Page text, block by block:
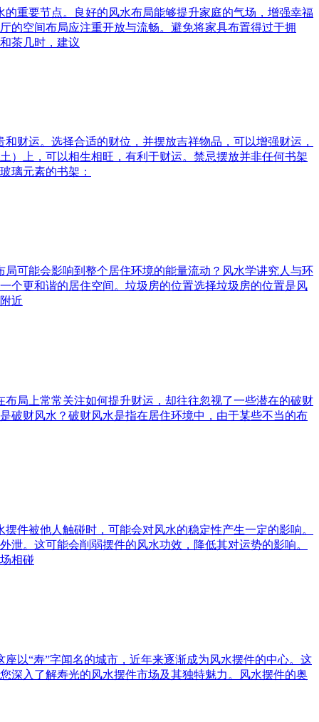
重要节点。良好的风水布局能够提升家庭的气场，增强幸福
的空间布局应注重开放与流畅。避免将家具布置得过于拥
茶几时，建议
财运。选择合适的财位，并摆放吉祥物品，可以增强财运，
）上，可以相生相旺，有利于财运。禁忌摆放并非任何书架
璃元素的书架：
可能会影响到整个居住环境的能量流动？风水学讲究人与环
个更和谐的居住空间。垃圾房的位置选择垃圾房的位置是风
近
局上常常关注如何提升财运，却往往忽视了一些潜在的破财
破财风水？破财风水是指在居住环境中，由于某些不当的布
件被他人触碰时，可能会对风水的稳定性产生一定的影响。
。这可能会削弱摆件的风水功效，降低其对运势的影响。
相碰
以“寿”字闻名的城市，近年来逐渐成为风水摆件的中心。这
深入了解寿光的风水摆件市场及其独特魅力。风水摆件的奥